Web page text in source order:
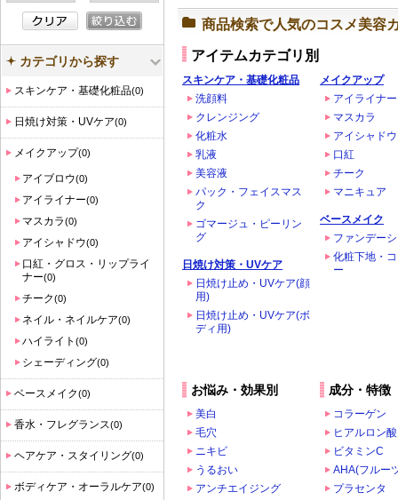
商品検索で人気のコスメ美容
アイテムカテゴリ別
スキンケア・基礎化粧品
洗顔料
クレンジング
化粧水
乳液
美容液
パック・フェイスマス
ク
ゴマージュ・ピーリン
グ
日焼け対策・UVケア
日焼け止め・UVケア(顔
用)
日焼け止め・UVケア(ボ
ディ用)
メイクアップ
アイライナー
マスカラ
アイシャドウ
口紅
チーク
マニキュア
ベースメイク
ファンデー
化粧下地・
ー
お悩み・効果別
美白
毛穴
ニキビ
うるおい
アンチエイジング
成分・特徴
コラーゲン
ヒアルロン酸
ビタミンC
AHA(フルー
プラセンタ
カテゴリから探す
スキンケア・基礎化粧品(0)
日焼け対策・UVケア(0)
メイクアップ(0)
アイブロウ(0)
アイライナー(0)
マスカラ(0)
アイシャドウ(0)
口紅・グロス・リップライ
ナー(0)
チーク(0)
ネイル・ネイルケア(0)
ハイライト (0)
シェーディング(0)
ベースメイク(0)
香水・フレグランス(0)
ヘアケア・スタイリング(0)
ボディケア・オーラルケア(0)